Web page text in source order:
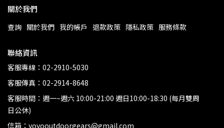
關於我們
查詢 關於我們 我的帳戶 退款政策 隱私政策 服務條款
聯絡資訊
客服專線：02-2910-5030
客服傳真：02-2914-8648
客服時間：週一~週六 10:00-21:00 週日10:00-18:30 (每月雙周
日公休)
信箱：yoyooutdoorgears@gmail.com